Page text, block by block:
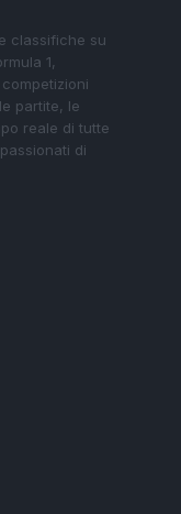
classifiche su
1,
partite, le
reale di tutte
di